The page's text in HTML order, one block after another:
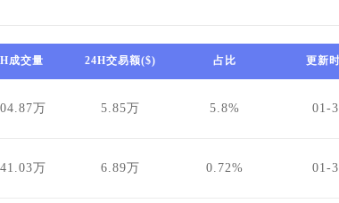
成交量 24H交易额($) 占比 更新
万 5.85万 5.8% 01-
万 6.89万 0.72% 01-